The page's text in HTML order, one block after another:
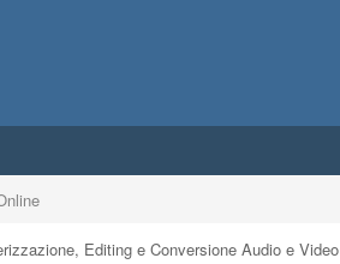
Editing e Conversione Audio e Video